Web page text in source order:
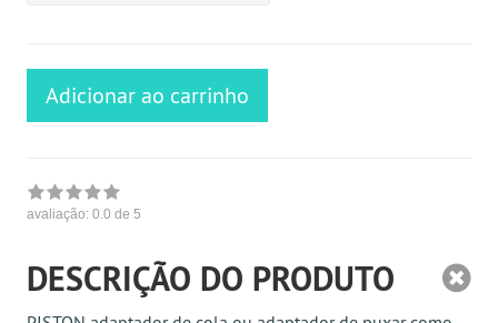
Adicionar ao carrinho
avaliação: 0.0 de 5
DESCRIÇÃO DO PRODUTO